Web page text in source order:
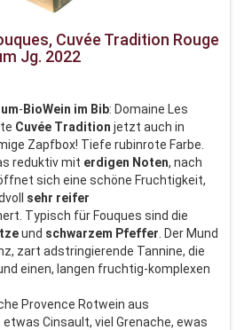
Cuvée Tradition Rouge
Jg. 2022
- BioWein im Bib: Domaine Les
Cuvée Tradition jetzt auch in
Zapfbox! Tiefe rubinrote Farbe.
reduktiv mit erdigen Noten, nach
sich eine schöne Fruchtigkeit,
sehr reifer
Typisch für Fouques sind die
und schwarzem Pfeffer . Der Mund
zart adstringierende Tannine, die
einen, langen fruchtig-komplexen
Provence Rotwein aus
Cinsault, viel Grenache, ewas